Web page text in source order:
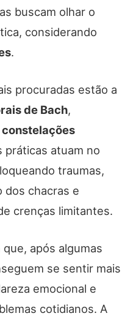
buscam olhar o
considerando
.
procuradas estão a
de Bach,
constelações
práticas atuam no
traumas,
dos chacras e
crenças limitantes.
após algumas
se sentir mais
emocional e
cotidianos. A